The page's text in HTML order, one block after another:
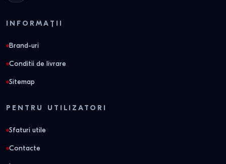
INFORMAȚII
Brand-uri
Conditii de livrare
Sitemap
PENTRU UTILIZATORI
Sfaturi utile
Contacte